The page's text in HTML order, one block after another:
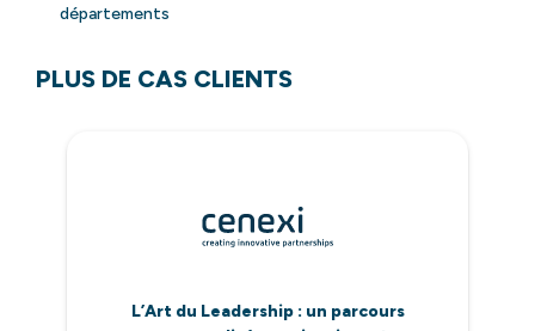
départements
PLUS DE CAS CLIENTS
L’Art du Leadership : un parcours